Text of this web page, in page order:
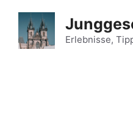
Inhalt
springen
Erlebnisse,